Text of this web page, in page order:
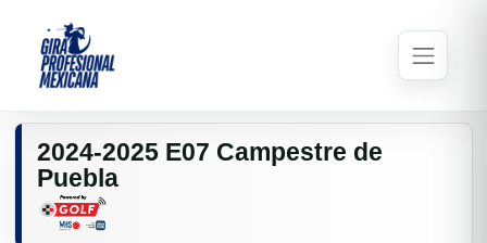
2024-2025 E07 Campestre de
Puebla